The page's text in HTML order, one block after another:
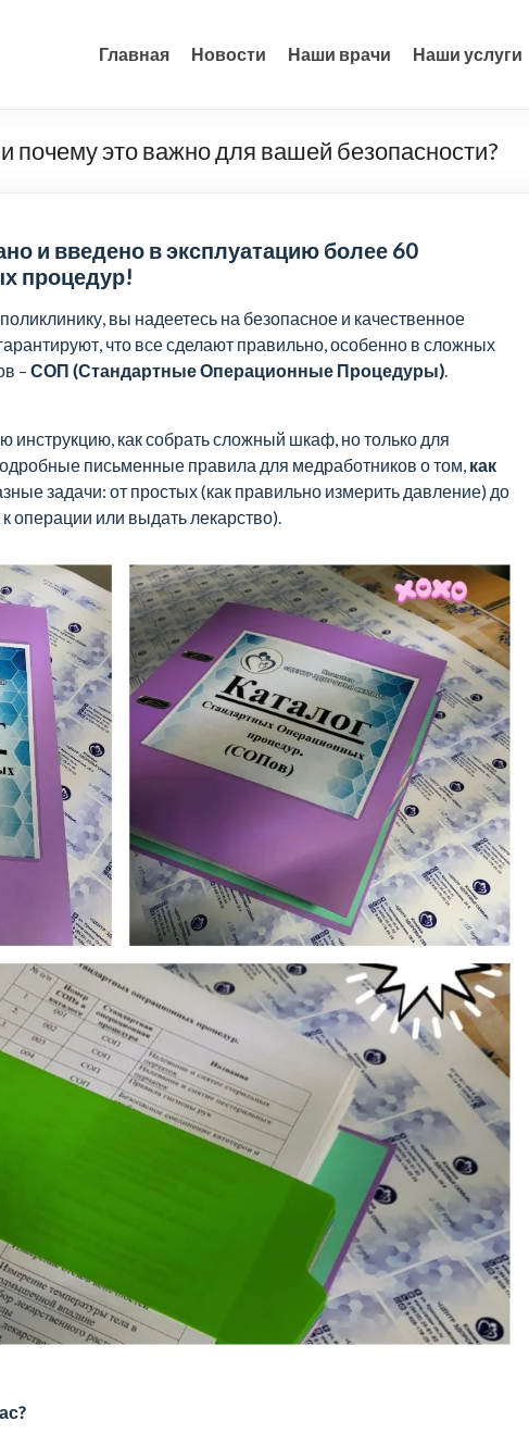
Главная Новости Наши врачи Наши услуги
почему это важно для вашей безопасности?
и введено в эксплуатацию более 60
процедур!
вы надеетесь на безопасное и качественное
что все сделают правильно, особенно в сложных
– СОП (Стандартные Операционные Процедуры).
инструкцию, как собрать сложный шкаф, но только для
письменные правила для медработников о том, как
задачи: от простых (как правильно измерить давление) до
операции или выдать лекарство).